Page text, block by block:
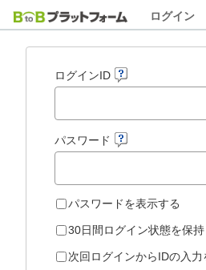
ログイン
ログインID
パスワード
パスワードを表示する
30日間ログイン状態を保持
次回ログインからIDの入力